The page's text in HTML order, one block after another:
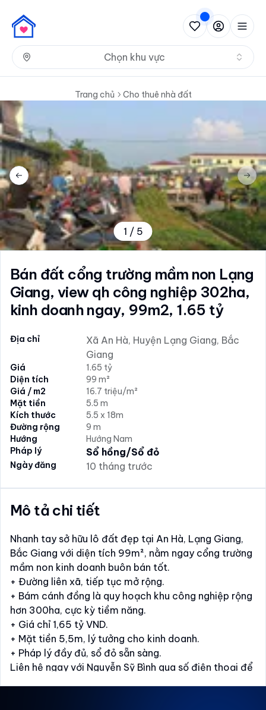
Chọn khu vực
Trang chủ Cho thuê nhà đất
Previous slide
1 / 5
Bán đất cổng trường mầm non Lạng
Giang, view qh công nghiệp 302ha,
kinh doanh ngay, 99m2, 1.65 tỷ
Địa chỉ
Xã An Hà, Huyện Lạng Giang, Bắc
Giang
Giá
1.65 tỷ
Diện tích
99 m²
Giá / m2
16.7 triệu/m²
Mặt tiền
5.5 m
Kích thước
5.5 x 18m
Đường rộng
9 m
Hướng
Hướng Nam
Pháp lý
Sổ hồng/Sổ đỏ
Ngày đăng 10 tháng trước
Mô tả chi tiết
Nhanh tay sở hữu lô đất đẹp tại An Hà, Lạng Giang,
Bắc Giang với diện tích 99m², nằm ngay cổng trường
mầm non kinh doanh buôn bán tốt.
+ Đường liên xã, tiếp tục mở rộng.
+ Bám cánh đồng là quy hoạch khu công nghiệp rộng
hơn 300ha, cực kỳ tiềm năng.
+ Giá chỉ 1,65 tỷ VND.
+ Mặt tiền 5,5m, lý tưởng cho kinh doanh.
+ Pháp lý đầy đủ, sổ đỏ sẵn sàng.
Liên hệ ngay với Nguyễn Sỹ Bình qua số điện thoại để